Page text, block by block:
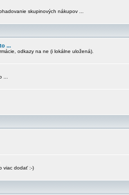
skupinových nákupov ...
...
odkazy na ne (i lokálne uložená).
...
viac dodať :-)